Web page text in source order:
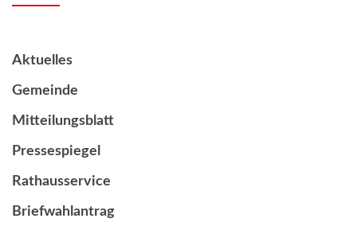
Aktuelles
Gemeinde
Mitteilungsblatt
Pressespiegel
Rathausservice
Briefwahlantrag